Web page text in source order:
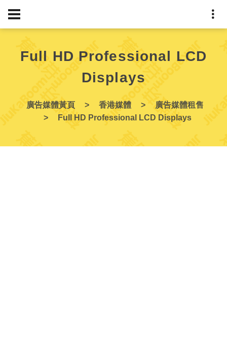
Full HD Professional LCD
Displays
廣告媒體黃頁 香港媒體
廣告媒體租售
Full HD Professional LCD Displays